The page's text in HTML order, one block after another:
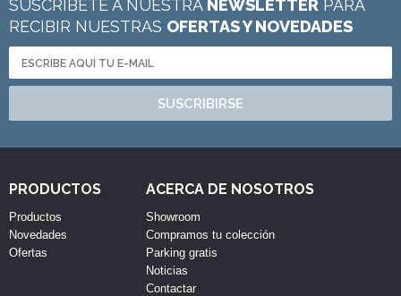
SUSCRÍBETE A NUESTRA NEWSLETTER PARA
RECIBIR NUESTRAS OFERTAS Y NOVEDADES
SUSCRIBIRSE
PRODUCTOS
Productos
Novedades
Ofertas
ACERCA DE NOSOTROS
Showroom
Compramos tu colección
Parking gratis
Noticias
Contactar